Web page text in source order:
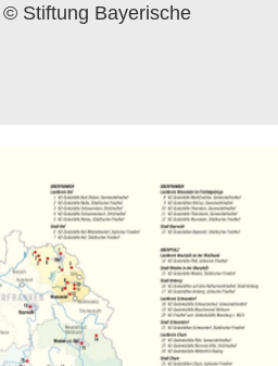
Stiftung Bayerische